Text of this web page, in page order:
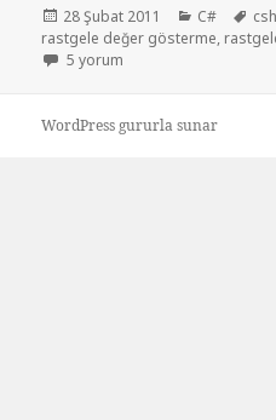
Yayın
tarihi
28 Şubat 2011 Kategoriler
C#
rastgele değer gösterme,
Değerleri girip rastgele seçmek
5 yorum
WordPress gururla sunar